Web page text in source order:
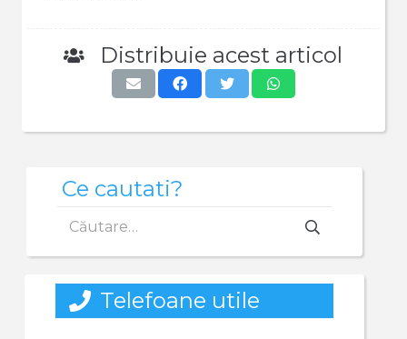
Distribuie acest articol
Ce cautati?
după:
Telefoane utile